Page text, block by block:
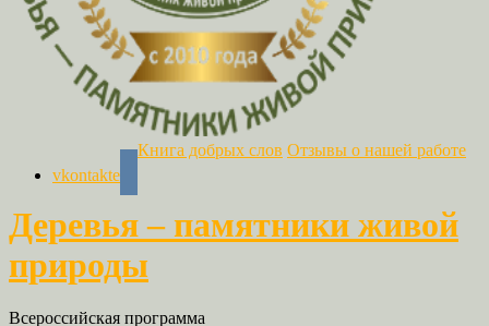
vkontakte
Книга добрых слов Отзывы о нашей работе
Деревья – памятники живой
природы
Всероссийская программа